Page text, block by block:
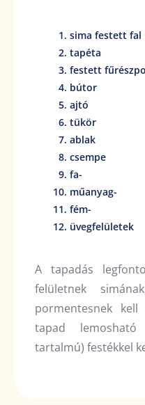
sima festett fal
tapéta
festett
bútor
ajtó
tükör
ablak
csempe
fa-
műanyag-
fém-
üvegfelületek
A tapadás
felületnek
pormentesnek
tapad
tartalmú) festékkel